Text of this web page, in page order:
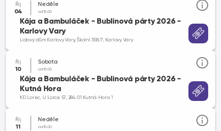
Říj
04
Neděle
od 15.00
Kája a Bambuláček - Bublinová párty 2026 -
Karlovy Vary
Lidový dům Karlovy Vary, Školní 358/7, Karlovy Vary
Říj
10
Sobota
od 15.00
Kája a Bambuláček - Bublinová párty 2026 -
Kutná Hora
KD Lorec, U Lorce 57, 284 01 Kutná Hora 1
Říj
11
Neděle
od 15.00